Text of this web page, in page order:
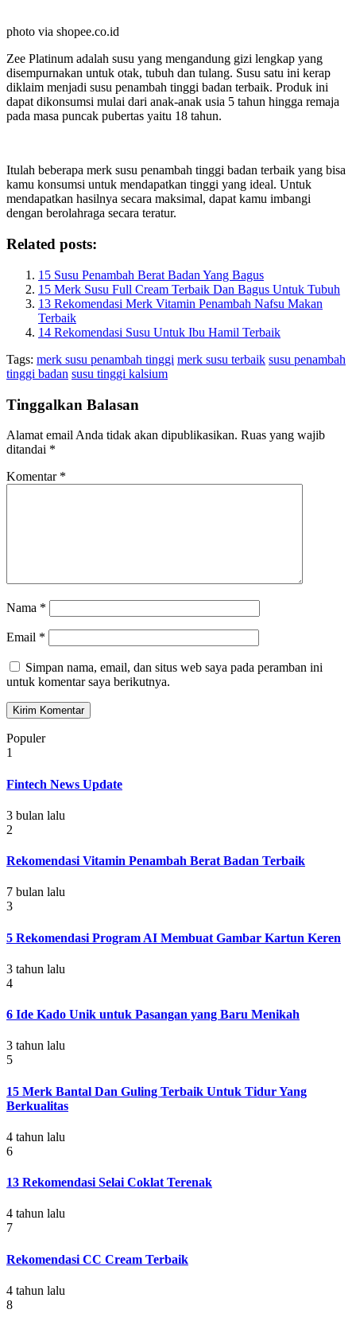
photo via shopee.co.id
Zee Platinum adalah susu yang mengandung gizi lengkap yang
disempurnakan untuk otak, tubuh dan tulang. Susu satu ini kerap
diklaim menjadi susu penambah tinggi badan terbaik. Produk ini
dapat dikonsumsi mulai dari anak-anak usia 5 tahun hingga remaja
pada masa puncak pubertas yaitu 18 tahun.
Itulah beberapa merk susu penambah tinggi badan terbaik yang bisa
kamu konsumsi untuk mendapatkan tinggi yang ideal. Untuk
mendapatkan hasilnya secara maksimal, dapat kamu imbangi
dengan berolahraga secara teratur.
Related posts:
15 Susu Penambah Berat Badan Yang Bagus
15 Merk Susu Full Cream Terbaik Dan Bagus Untuk Tubuh
13 Rekomendasi Merk Vitamin Penambah Nafsu Makan
Terbaik
14 Rekomendasi Susu Untuk Ibu Hamil Terbaik
Tags: merk susu penambah tinggi merk susu terbaik susu penambah
tinggi badan susu tinggi kalsium
Tinggalkan Balasan
Alamat email Anda tidak akan dipublikasikan. Ruas yang wajib
ditandai *
Komentar *
Nama *
Email *
Simpan nama, email, dan situs web saya pada peramban ini
untuk komentar saya berikutnya.
Populer
1
Fintech News Update
3 bulan lalu
2
Rekomendasi Vitamin Penambah Berat Badan Terbaik
7 bulan lalu
3
5 Rekomendasi Program AI Membuat Gambar Kartun Keren
3 tahun lalu
4
6 Ide Kado Unik untuk Pasangan yang Baru Menikah
3 tahun lalu
5
15 Merk Bantal Dan Guling Terbaik Untuk Tidur Yang
Berkualitas
4 tahun lalu
6
13 Rekomendasi Selai Coklat Terenak
4 tahun lalu
7
Rekomendasi CC Cream Terbaik
4 tahun lalu
8